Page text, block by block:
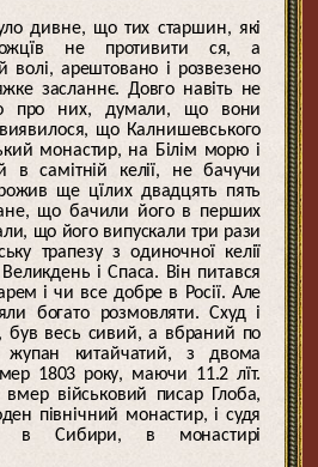
дивне, що тих старшин, які
не противити ся, а
волі, арештовано і розвезено
засланнє. Довго навіть не
про них, думали, що вони
що Калнишевського
монастир, на Білім морю і
в самітній келії, не бачучи
ще цїлих двадцять пять
що бачили його в перших
що його випускали три рази
трапезу з одиночної келії
і Спаса. Він питався
і чи все добре в Росії. Але
богато розмовляти. Схуд і
був весь сивий, а вбраний по
жупан китайчатий, з двома
1803 року, маючи 11.2 лїт.
військовий писар Глоба,
північний монастир, і судя
в Сибири, в монастирі